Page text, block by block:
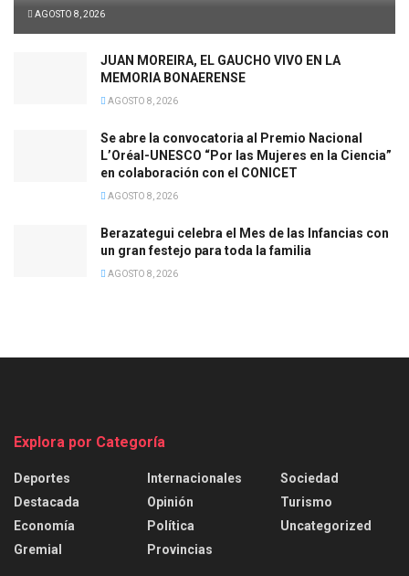
AGOSTO 8, 2026
JUAN MOREIRA, EL GAUCHO VIVO EN LA
MEMORIA BONAERENSE
AGOSTO 8, 2026
Se abre la convocatoria al Premio Nacional
L’Oréal-UNESCO “Por las Mujeres en la Ciencia”
en colaboración con el CONICET
AGOSTO 8, 2026
Berazategui celebra el Mes de las Infancias con
un gran festejo para toda la familia
AGOSTO 8, 2026
Explora por Categoría
Deportes
Destacada
Economía
Gremial
Internacionales
Opinión
Política
Provincias
Sociedad
Turismo
Uncategorized